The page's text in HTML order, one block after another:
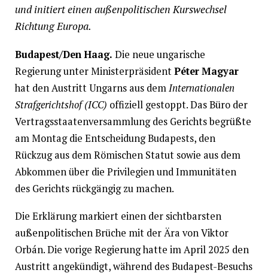
und initiert einen außenpolitischen Kurswechsel
Richtung Europa.
Budapest/Den Haag. Die neue ungarische
Regierung unter MinisterpräsidentPéter Magyar
hat den Austritt Ungarns aus demInternationalen
Strafgerichtshof (ICC) offiziell gestoppt. Das Büro der
Vertragsstaatenversammlung des Gerichts begrüßte
am Montag die Entscheidung Budapests, den
Rückzug aus dem Römischen Statut sowie aus dem
Abkommen über die Privilegien und Immunitäten
des Gerichts rückgängig zu machen.
Die Erklärung markiert einen der sichtbarsten
außenpolitischen Brüche mit der Ära von Viktor
Orbán. Die vorige Regierung hatte im April 2025 den
Austritt angekündigt, während des Budapest-Besuchs